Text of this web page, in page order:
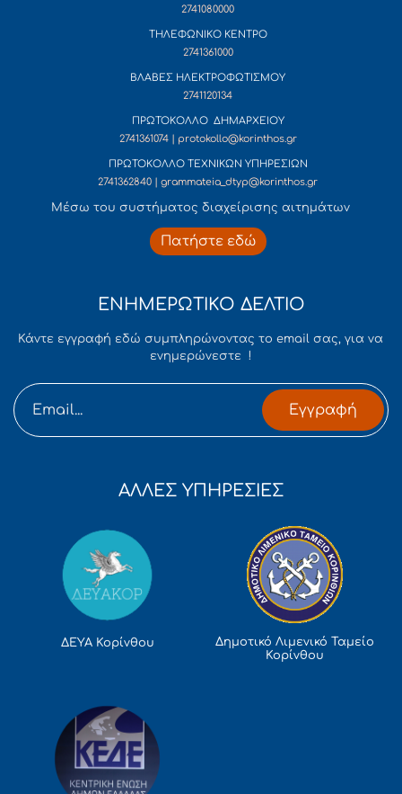
2741080000
ΤΗΛΕΦΩΝΙΚΟ ΚΕΝΤΡΟ
2741361000
ΒΛΑΒΕΣ ΗΛΕΚΤΡΟΦΩΤΙΣΜΟΥ
2741120134
ΠΡΩΤΟΚΟΛΛΟ ΔΗΜΑΡΧΕΙΟΥ
2741361074 | protokollo@korinthos.gr
ΠΡΩΤΟΚΟΛΛΟ ΤΕΧΝΙΚΩΝ ΥΠΗΡΕΣΙΩΝ
2741362840 | grammateia_dtyp@korinthos.gr
Mέσω του συστήματος διαχείρισης αιτημάτων
Πατήστε εδώ
ΕΝΗΜΕΡΩΤΙΚΟ ΔΕΛΤΙΟ
Κάντε εγγραφή εδώ συμπληρώνοντας το email σας, για να
ενημερώνεστε !
Εγγραφή
ΑΛΛΕΣ ΥΠΗΡΕΣΙΕΣ
ΔΕΥΑ Κορίνθου
Δημοτικό Λιμενικό Ταμείο
Κορίνθου